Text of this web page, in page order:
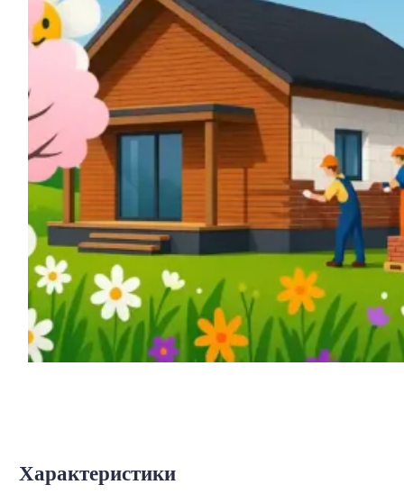
Характеристики